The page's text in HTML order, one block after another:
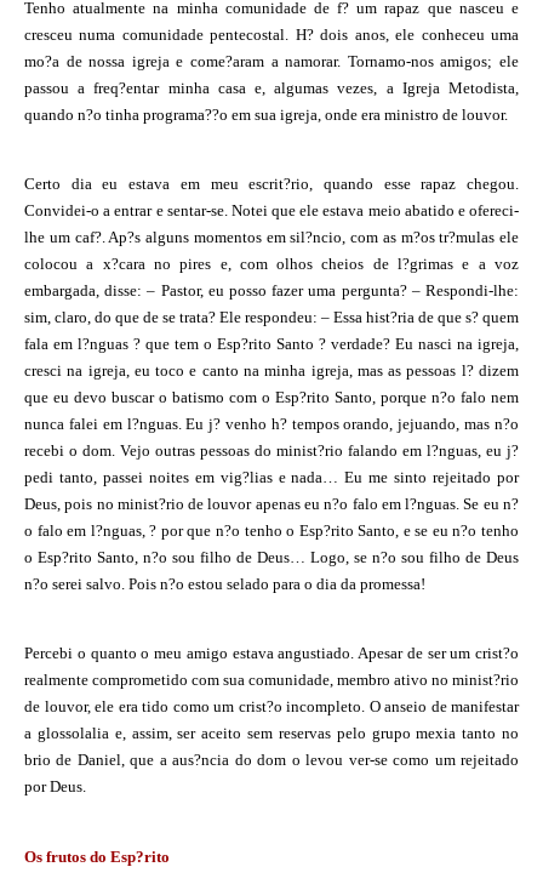
Tenho atualmente na minha comunidade de f? um rapaz que nasceu e
cresceu numa comunidade pentecostal. H? dois anos, ele conheceu uma
mo?a de nossa igreja e come?aram a namorar. Tornamo-nos amigos; ele
passou a freq?entar minha casa e, algumas vezes, a Igreja Metodista,
quando n?o tinha programa??o em sua igreja, onde era ministro de louvor.
Certo dia eu estava em meu escrit?rio, quando esse rapaz chegou.
Convidei-o a entrar e sentar-se. Notei que ele estava meio abatido e ofereci-
lhe um caf?. Ap?s alguns momentos em sil?ncio, com as m?os tr?mulas ele
colocou a x?cara no pires e, com olhos cheios de l?grimas e a voz
embargada, disse: – Pastor, eu posso fazer uma pergunta? – Respondi-lhe:
sim, claro, do que de se trata? Ele respondeu: – Essa hist?ria de que s? quem
fala em l?nguas ? que tem o Esp?rito Santo ? verdade? Eu nasci na igreja,
cresci na igreja, eu toco e canto na minha igreja, mas as pessoas l? dizem
que eu devo buscar o batismo com o Esp?rito Santo, porque n?o falo nem
nunca falei em l?nguas. Eu j? venho h? tempos orando, jejuando, mas n?o
recebi o dom. Vejo outras pessoas do minist?rio falando em l?nguas, eu j?
pedi tanto, passei noites em vig?lias e nada… Eu me sinto rejeitado por
Deus, pois no minist?rio de louvor apenas eu n?o falo em l?nguas. Se eu n?
o falo em l?nguas, ? por que n?o tenho o Esp?rito Santo, e se eu n?o tenho
o Esp?rito Santo, n?o sou filho de Deus… Logo, se n?o sou filho de Deus
n?o serei salvo. Pois n?o estou selado para o dia da promessa!
Percebi o quanto o meu amigo estava angustiado. Apesar de ser um crist?o
realmente comprometido com sua comunidade, membro ativo no minist?rio
de louvor, ele era tido como um crist?o incompleto. O anseio de manifestar
a glossolalia e, assim, ser aceito sem reservas pelo grupo mexia tanto no
brio de Daniel, que a aus?ncia do dom o levou ver-se como um rejeitado
por Deus.
Os frutos do Esp?rito